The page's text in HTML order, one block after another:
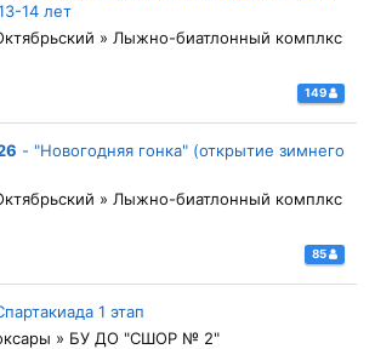
14 лет
» Лыжно-биатлонный комплкс
149
- "Новогодняя гонка" (открытие зимнего
» Лыжно-биатлонный комплкс
85
1 этап
» БУ ДО "СШОР № 2"